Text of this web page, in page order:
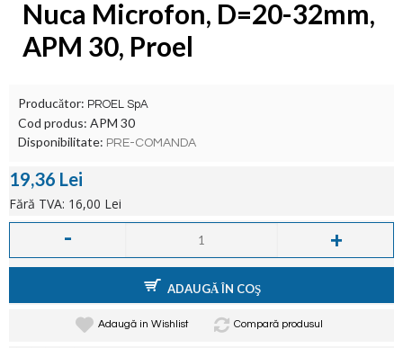
Nuca Microfon, D=20-32mm,
APM 30, Proel
Producător: PROEL SpA
Cod produs: APM 30
Disponibilitate: PRE-COMANDA
19,36 Lei
Fără TVA: 16,00 Lei
- +
ADAUGĂ ÎN COŞ
Adaugă in Wishlist Compară produsul